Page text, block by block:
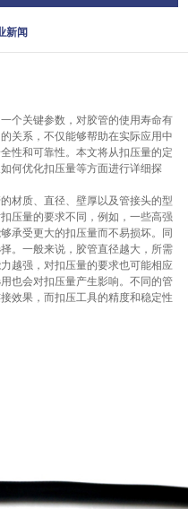
新闻
个关键参数，对胶管的使用寿命有
关系，不仅能够帮助在实际应用中
性和可靠性。本文将从扣压量的定
何优化扣压量等方面进行详细探
材质、直径、壁厚以及管接头的型
压量的要求不同，例如，一些高强
承受更大的扣压量而不易损坏。同
。一般来说，胶管直径越大，所需
越强，对扣压量的要求也可能相应
也会对扣压量产生影响。不同的管
效果，而扣压工具的精度和稳定性